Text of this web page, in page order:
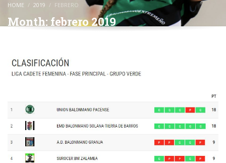
HOME 2019 FEBRERO
Month: febrero 2019